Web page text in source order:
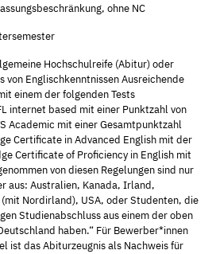
ohne NC
Hochschulreife (Abitur) oder
von Englischkenntnissen Ausreichende
einem der folgenden Tests
internet based mit einer Punktzahl von
Academic mit einer Gesamtpunktzahl
Certificate in Advanced English mit der
Certificate of Proficiency in English mit
von diesen Regelungen sind nur
aus: Australien, Kanada, Irland,
Nordirland), USA, oder Studenten, die
Studienabschluss aus einem der oben
haben.“ Für Bewerber*innen
ist das Abiturzeugnis als Nachweis für